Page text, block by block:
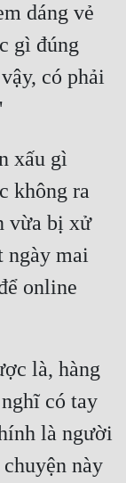
dáng vẻ
gì đúng
có phải
xấu gì
không ra
vừa bị xử
ngày mai
online
là, hàng
có tay
là người
này